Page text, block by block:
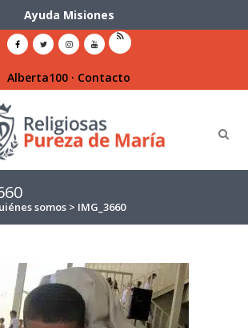
Ayuda Misiones
Alberta100 · Contacto
somos > IMG_3660